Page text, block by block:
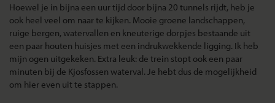
Hoewel je in bijna een uur tijd door bijna 20 tunnels rijdt, heb je
ook heel veel om naar te kijken. Mooie groene landschappen,
ruige bergen, watervallen en kneuterige dorpjes bestaande uit
een paar houten huisjes met een indrukwekkende ligging. Ik heb
mijn ogen uitgekeken. Extra leuk: de trein stopt ook een paar
minuten bij de Kjosfossen waterval. Je hebt dus de mogelijkheid
om hier even uit te stappen.